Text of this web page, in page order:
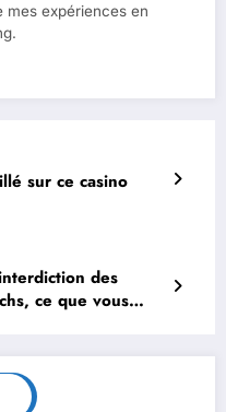
mes expériences en
sur ce casino
des
ce que vous